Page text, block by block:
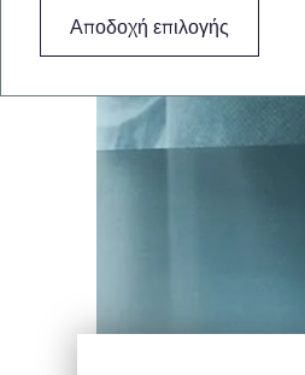
Αποδοχή επιλογής